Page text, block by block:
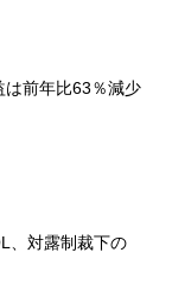
は前年比63％減少
、対露制裁下の